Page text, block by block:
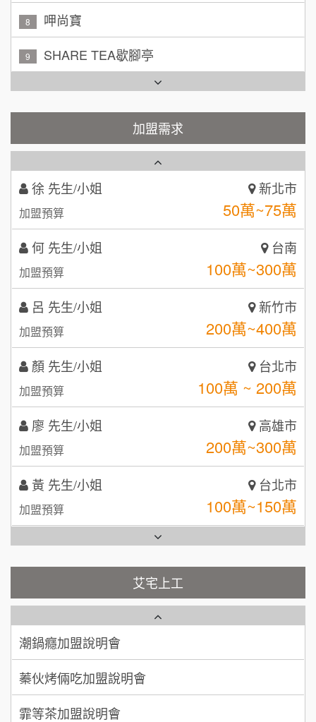
9 SHARE TEA歇腳亭
10 TEA TOP台灣第一味
1 Cozy coffee可集咖啡
4 潮鍋癮
5 咖啡LOOK
88thai發發泰-泰式飯行家
8 呷尚寶
9 SHARE TEA歇腳亭
TEA TOP台灣第一味
加盟需求
吳 先生/小姐
加盟預算 100萬~200萬
周 先生/小姐 台北
加盟預算 100萬 ~150萬
加盟預算 50萬~75萬
何 先生/小姐 台南
加盟預算 100萬~300萬
呂 先生/小姐 新竹市
加盟預算 200萬~400萬
顏 先生/小姐 台北市
加盟預算 100萬 ~ 200萬
廖 先生/小姐 高雄市
加盟預算 200萬~300萬
黃 先生/小姐 台北市
加盟預算 100萬~150萬
林 先生/小姐 屏東縣
加盟預算 100萬 ~ 200萬
吳 先生/小姐 屏東縣
加盟預算 100萬~200萬
周 先生/小姐 台北
加盟預算 100萬 ~150萬
徐 先生/小姐 新北市
加盟預算
艾宅上工
【曉妍美妝】誠徵行政櫃檯
自助洗衣店誠徵代洗收送人員(台中市)
MUSHEN徵SPA美容芳療師
日十。早午食加盟說明會
拾鑶火鍋加盟說明會
全家加盟說明會
台灣G湯加盟說明會
NU PASTA義大利麵加盟說明會
潮鍋癮加盟說明會
蓁伙烤倆吃加盟說明會
霏等茶加盟說明會
早安山丘加盟說明會
藍象廷泰式火鍋加盟說明會
日十。早午食加盟說明會
上宇林加盟說明會
莫尼早餐Morni加盟說明會
手作功夫茶加盟說明會